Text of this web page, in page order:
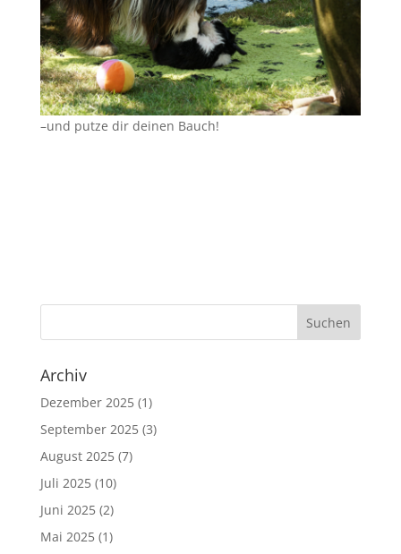
–und putze dir deinen Bauch!
Archiv
Dezember 2025(1)
September 2025(3)
August 2025(7)
Juli 2025(10)
Juni 2025(2)
Mai 2025(1)